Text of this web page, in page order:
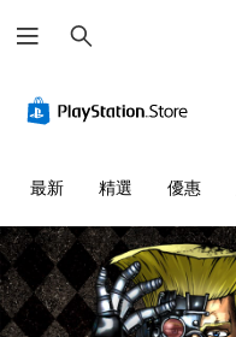
尋
最新 精選 優惠